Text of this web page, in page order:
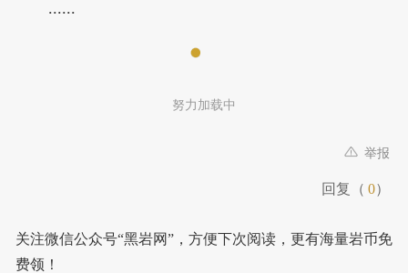
......
努力加载中
举报
回复（ 0）
关注微信公众号“黑岩网”，方便下次阅读，更有海量岩币免
费领！